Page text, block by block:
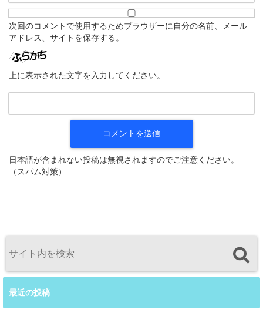
次回のコメントで使用するためブラウザーに自分の名前、メール
アドレス、サイトを保存する。
上に表示された文字を入力してください。
日本語が含まれない投稿は無視されますのでご注意ください。
（スパム対策）
最近の投稿